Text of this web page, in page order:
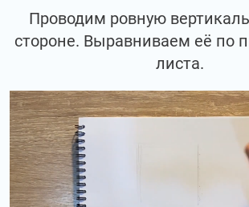
Проводим ровную
стороне. Выравниваем её по
листа.